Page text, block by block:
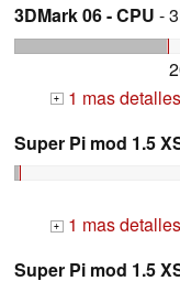
3DMark 06 - CPU -
+ 1 mas detalles
Super Pi mod 1.5
+ 1 mas detalles
Super Pi mod 1.5